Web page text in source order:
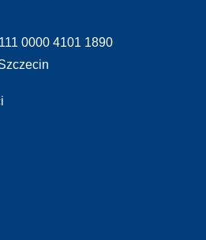
0000 4101 1890